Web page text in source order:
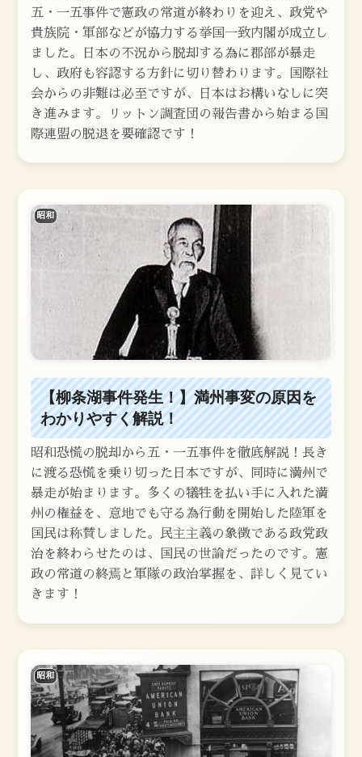
五・一五事件で憲政の常道が終わりを迎え、政党や
貴族院・軍部などが協力する挙国一致内閣が成立し
ました。日本の不況から脱却する為に郡部が暴走
し、政府も容認する方針に切り替わります。国際社
会からの非難は必至ですが、日本はお構いなしに突
き進みます。リットン調査団の報告書から始まる国
際連盟の脱退を要確認です！
昭和
【柳条湖事件発生！】満州事変の原因を
わかりやすく解説！
昭和恐慌の脱却から五・一五事件を徹底解説！長き
に渡る恐慌を乗り切った日本ですが、同時に満州で
暴走が始まります。多くの犠牲を払い手に入れた満
州の権益を、意地でも守る為行動を開始した陸軍を
国民は称賛しました。民主主義の象徴である政党政
治を終わらせたのは、国民の世論だったのです。憲
政の常道の終焉と軍隊の政治掌握を、詳しく見てい
きます！
昭和